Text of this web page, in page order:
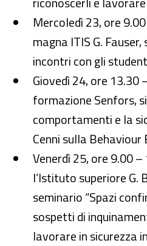
Mercoledì 23, ore
magna ITIS G.
incontri con gli
Giovedì 24, ore 13.30
formazione Senfors,
comportamenti e la
Cenni sulla
Venerdì 25, ore 9.00
l’Istituto superiore G.
seminario “Spazi
sospetti di
lavorare in sicurezza